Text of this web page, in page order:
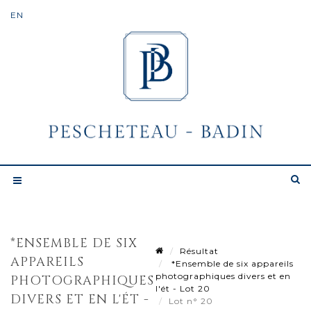
*ENSEMBLE DE SIX
APPAREILS
PHOTOGRAPHIQUES
DIVERS ET EN L'ÉT -
Résultat
*Ensemble de six appareils
photographiques divers et en
l'ét - Lot 20
Lot n° 20